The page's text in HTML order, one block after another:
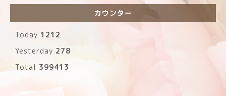
カウンター
Today 1212
Yesterday 278
Total 399413